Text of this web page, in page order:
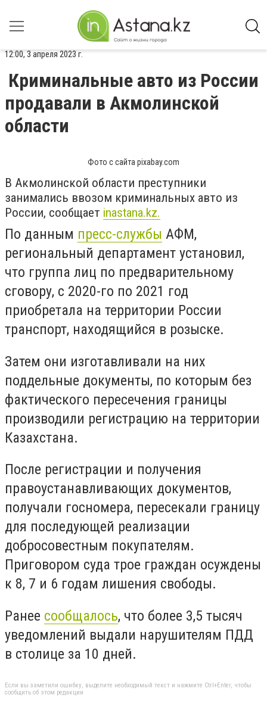
12:00, 3 апреля 2023 г.
Криминальные авто из России
продавали в Акмолинской
области
Фото с сайта pixabay.com
В Акмолинской области преступники
занимались ввозом криминальных авто из
России, сообщает inastana.kz.
По данным пресс-службы АФМ,
региональный департамент установил,
что группа лиц по предварительному
сговору, с 2020-го по 2021 год
приобретала на территории России
транспорт, находящийся в розыске.
Затем они изготавливали на них
поддельные документы, по которым без
фактического пересечения границы
производили регистрацию на территории
Казахстана.
После регистрации и получения
правоустанавливающих документов,
получали госномера, пересекали границу
для последующей реализации
добросовестным покупателям.
Приговором суда трое граждан осуждены
к 8, 7 и 6 годам лишения свободы.
Ранее сообщалось, что более 3,5 тысяч
уведомлений выдали нарушителям ПДД
в столице за 10 дней.
Если вы заметили ошибку, выделите необходимый текст и нажмите Ctrl+Enter, чтобы
сообщить об этом редакции